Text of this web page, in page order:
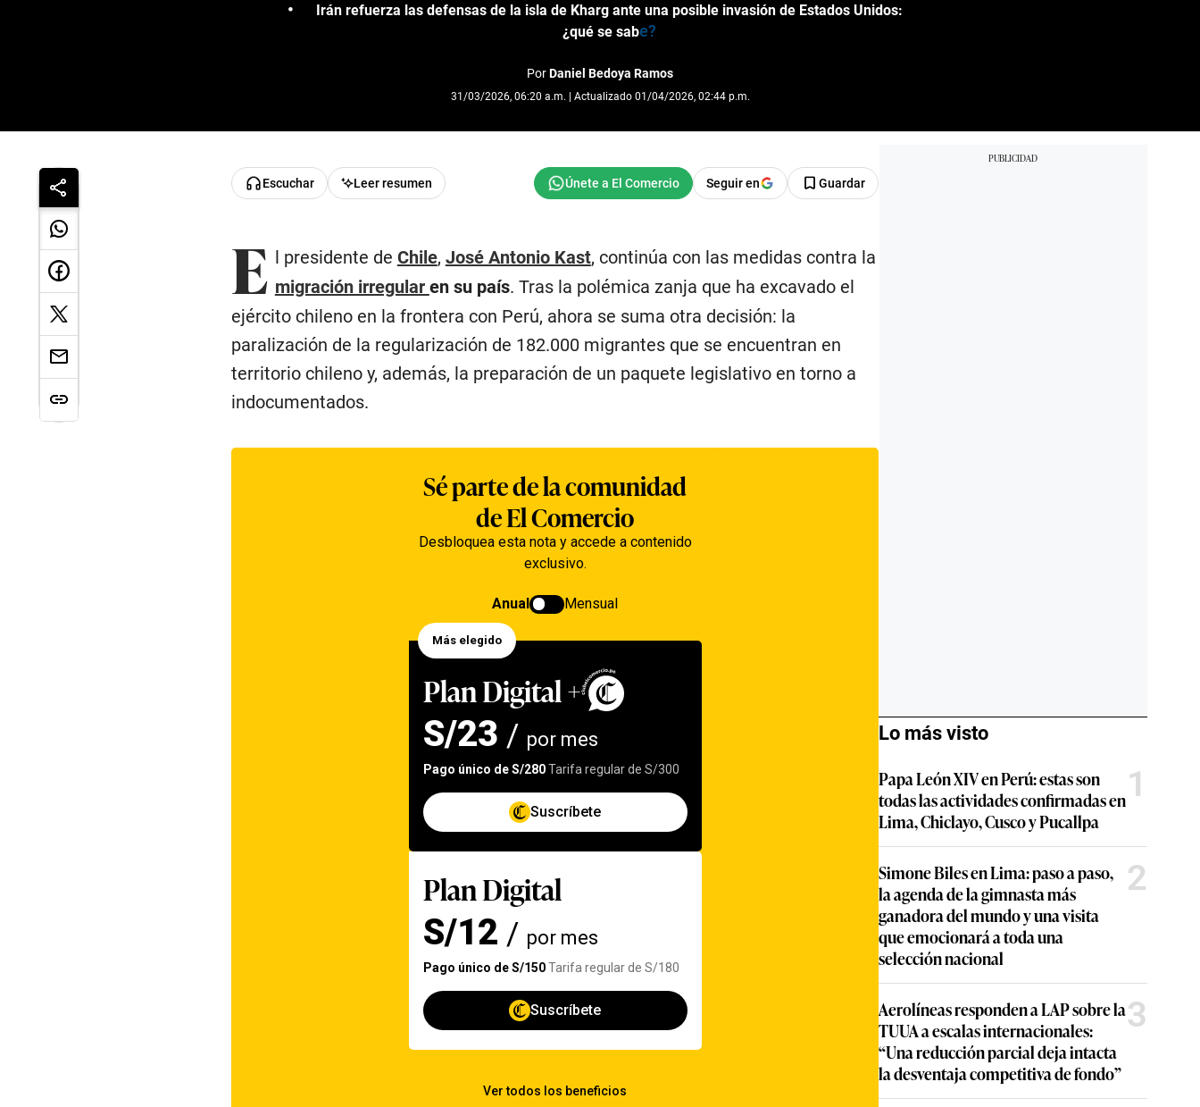
Irán refuerza las defensas de la isla de Kharg ante una posible invasión de Estados Unidos:
¿qué se sabe?
PorDaniel Bedoya Ramos
31/03/2026, 06:20 a.m. | Actualizado 01/04/2026, 02:44 p.m.
Escuchar Leer resumen Seguir en Guardar
E l presidente de Chile, José Antonio Kast, continúa con las medidas contra la
migración irregular en su país. Tras la polémica zanja que ha excavado el
ejército chileno en la frontera con Perú, ahora se suma otra decisión: la
paralización de la regularización de 182.000 migrantes que se encuentran en
territorio chileno y, además, la preparación de un paquete legislativo en torno a
indocumentados.
Lo más visto
Papa León XIV en Perú: estas son
todas las actividades confirmadas en
Lima, Chiclayo, Cusco y Pucallpa
1
Simone Biles en Lima: paso a paso,
la agenda de la gimnasta más
ganadora del mundo y una visita
que emocionará a toda una
selección nacional
2
Aerolíneas responden a LAP sobre la
TUUA a escalas internacionales:
“Una reducción parcial deja intacta
la desventaja competitiva de fondo”
3